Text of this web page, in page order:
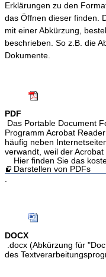
Erklärungen zu den
das Öffnen dieser finden.
mit einer Abkürzung,
beschrieben. So z.B. die
Dokumente.
PDF
Das Portable Document
Programm Acrobat
häufig neben
verwandt, weil der
Hier finden Sie das
Darstellen von PDFs
.
DOCX
.docx (Abkürzung für
des